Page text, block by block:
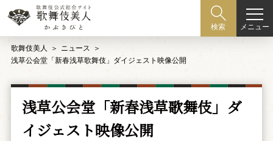
検索 メニュー
歌舞伎美人
ニュース
浅草公会堂「新春浅草歌舞伎」ダイジェスト映像公開
浅草公会堂「新春浅草歌舞伎」ダ
イジェスト映像公開